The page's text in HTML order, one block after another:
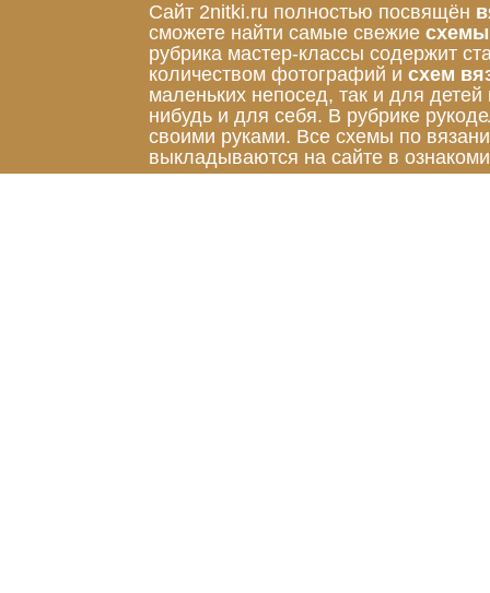
Сайт 2nitki.ru полностью посвящён
сможете найти самые свежие схемы
рубрика мастер-классы содержит
количеством фотографий и схем
маленьких непосед, так и для
нибудь и для себя. В рубрике
своими руками. Все схемы по
выкладываются на сайте в